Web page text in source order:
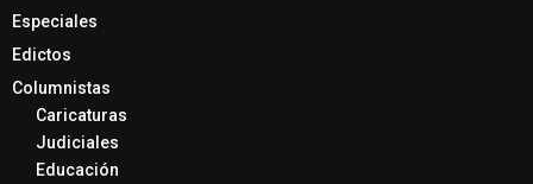
Especiales
Edictos
Columnistas
Caricaturas
Judiciales
Educación